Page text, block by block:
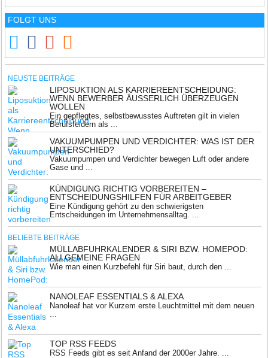
FOLGT UNS
NEUSTE BEITRÄGE
LIPOSUKTION ALS KARRIEREENTSCHEIDUNG:
WENN BEWERBER ÄUSSERLICH ÜBERZEUGEN W
OLLEN
Ein gepflegtes, selbstbewusstes Auftreten gilt in vielen
Berufsfeldern als ...
VAKUUMPUMPEN UND VERDICHTER: WAS IST DER
UNTERSCHIED?
Vakuumpumpen und Verdichter bewegen Luft oder andere
Gase und ...
KÜNDIGUNG RICHTIG VORBEREITEN –
ENTSCHEIDUNGSHILFEN FÜR ARBEITGEBER
Eine Kündigung gehört zu den schwierigsten
Entscheidungen im Unternehmensalltag. ...
BELIEBTE BEITRÄGE
MÜLLABFUHRKALENDER & SIRI BZW. HOMEPOD:
ALLGEMEINE FRAGEN
Wie man einen Kurzbefehl für Siri baut, durch den ...
NANOLEAF ESSENTIALS & ALEXA
Nanoleaf hat vor Kurzem erste Leuchtmittel mit dem neuen
...
TOP RSS FEEDS
RSS Feeds gibt es seit Anfand der 2000er Jahre. ...